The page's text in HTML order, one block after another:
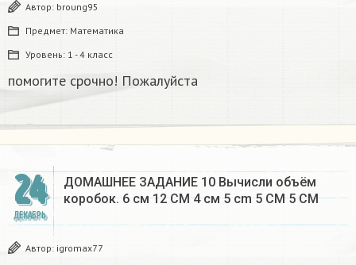
Автор: broung95
Предмет: Математика
Уровень: 1 - 4 класс
помогите срочно! Пожалуйста
24
ДЕКАБРЬ
ДОМАШНЕЕ ЗАДАНИЕ 10 Вычисли объём
коробок. 6 см 12 CM 4 см 5 cm 5 CM 5 CM​
Автор: igromax77